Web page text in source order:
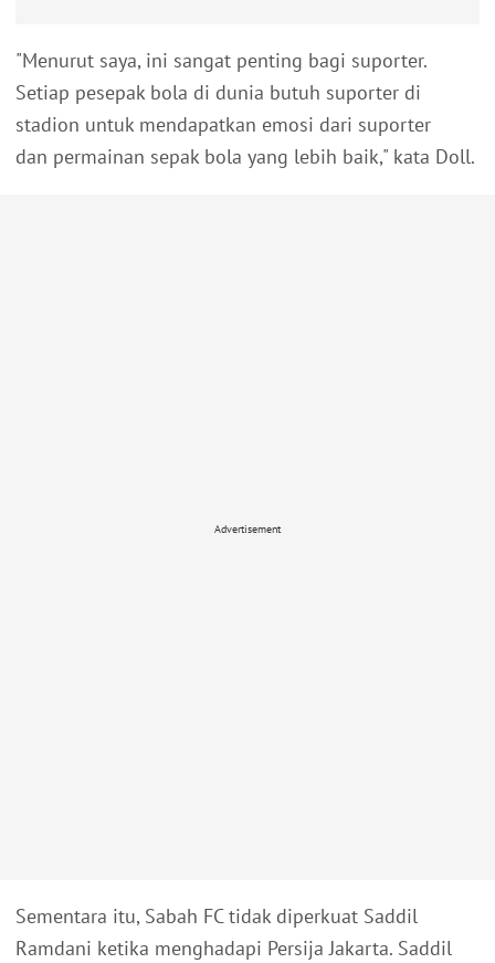
"Menurut saya, ini sangat penting bagi suporter.
Setiap pesepak bola di dunia butuh suporter di
stadion untuk mendapatkan emosi dari suporter
dan permainan sepak bola yang lebih baik," kata Doll.
Advertisement
Sementara itu, Sabah FC tidak diperkuat Saddil
Ramdani ketika menghadapi Persija Jakarta. Saddil